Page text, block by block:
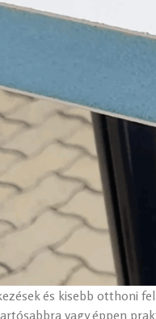
és kisebb otthoni
vagy éppen